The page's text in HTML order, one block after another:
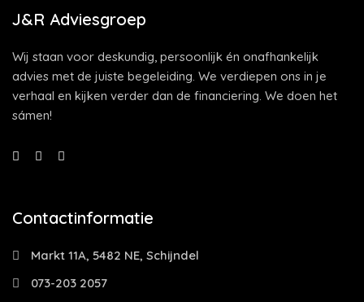
J&R Adviesgroep
Wij staan voor deskundig, persoonlijk én onafhankelijk
advies met de juiste begeleiding. We verdiepen ons in je
verhaal en kijken verder dan de financiering. We doen het
sámen!
Contactinformatie
Markt 11A, 5482 NE, Schijndel
073-203 2057